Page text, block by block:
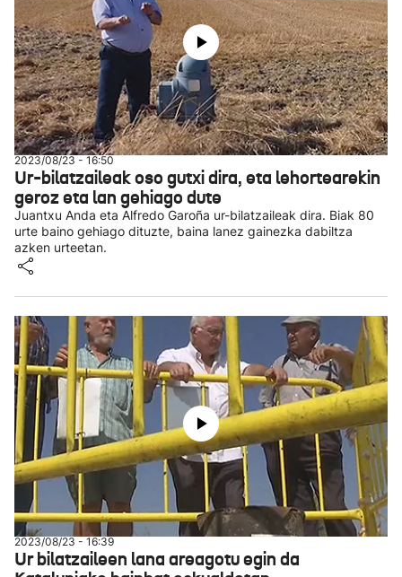
2023/08/23 - 16:50
Ur-bilatzaileak oso gutxi dira, eta lehortearekin
geroz eta lan gehiago dute
Juantxu Anda eta Alfredo Garoña ur-bilatzaileak dira. Biak 80
urte baino gehiago dituzte, baina lanez gainezka dabiltza
azken urteetan.
2023/08/23 - 16:39
Ur bilatzaileen lana areagotu egin da